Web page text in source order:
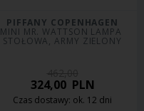
PIFFANY COPENHAGEN
MINI MR. WATTSON LAMPA
STOŁOWA, ARMY ZIELONY
324,00PLN
Czas dostawy: ok. 12 dni